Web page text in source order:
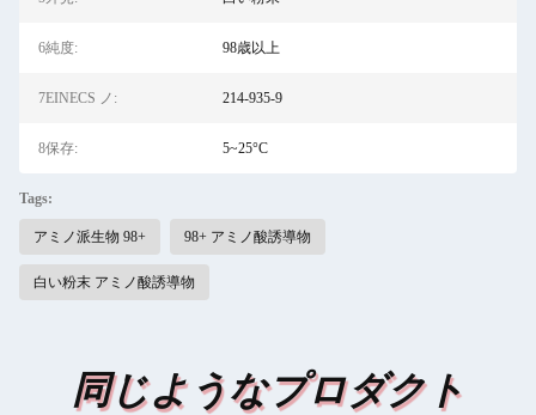
6純度: 98歳以上
7EINECS ノ: 214-935-9
8保存: 5~25°C
Tags:
アミノ派生物 98+ 98+ アミノ酸誘導物
白い粉末 アミノ酸誘導物
同じようなプロダクト